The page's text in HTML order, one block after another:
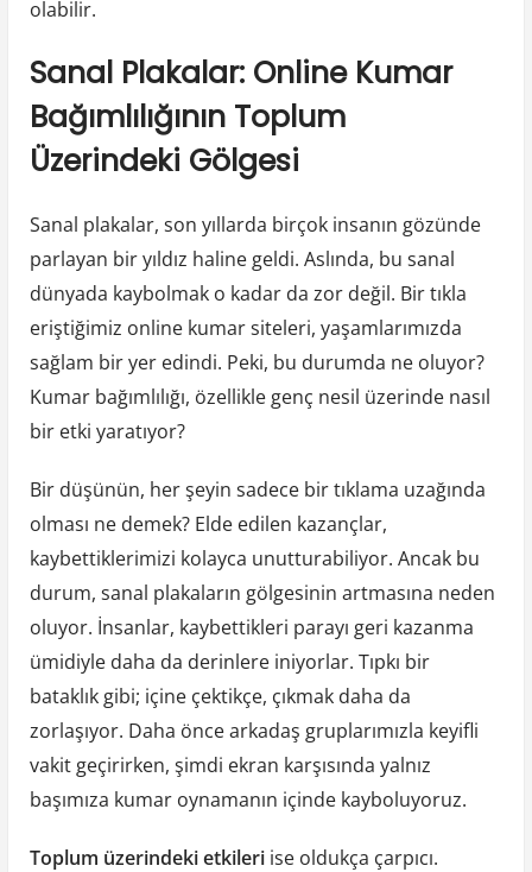
olabilir.
Sanal Plakalar: Online Kumar
Bağımlılığının Toplum
Üzerindeki Gölgesi
Sanal plakalar, son yıllarda birçok insanın gözünde
parlayan bir yıldız haline geldi. Aslında, bu sanal
dünyada kaybolmak o kadar da zor değil. Bir tıkla
eriştiğimiz online kumar siteleri, yaşamlarımızda
sağlam bir yer edindi. Peki, bu durumda ne oluyor?
Kumar bağımlılığı, özellikle genç nesil üzerinde nasıl
bir etki yaratıyor?
Bir düşünün, her şeyin sadece bir tıklama uzağında
olması ne demek? Elde edilen kazançlar,
kaybettiklerimizi kolayca unutturabiliyor. Ancak bu
durum, sanal plakaların gölgesinin artmasına neden
oluyor. İnsanlar, kaybettikleri parayı geri kazanma
ümidiyle daha da derinlere iniyorlar. Tıpkı bir
bataklık gibi; içine çektikçe, çıkmak daha da
zorlaşıyor. Daha önce arkadaş gruplarımızla keyifli
vakit geçirirken, şimdi ekran karşısında yalnız
başımıza kumar oynamanın içinde kayboluyoruz.
Toplum üzerindeki etkileriise oldukça çarpıcı.